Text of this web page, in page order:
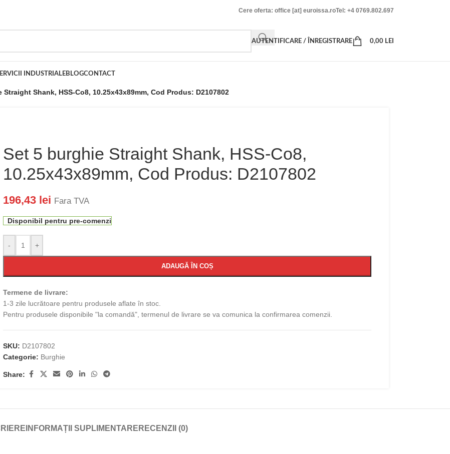
Cere oferta: office [at] euroissa.roTel: +4 0769.802.697
AUTENTIFICARE / ÎNREGISTRARE 0,00 LEI
INDUSTRIALEBLOGCONTACT
Straight Shank, HSS-Co8, 10.25x43x89mm, Cod Produs: D2107802
Set 5 burghie Straight Shank, HSS-Co8,
10.25x43x89mm, Cod Produs: D2107802
196,43 lei Fara TVA
Disponibil pentru pre-comenzi
- +
ADAUGĂ ÎN COȘ
Termene de livrare:
1-3 zile lucrătoare pentru produsele aflate în stoc.
Pentru produsele disponibile "la comandă", termenul de livrare se va comunica la confirmarea comenzii.
SKU: D2107802
Categorie: Burghie
Share:
INFORMAȚII SUPLIMENTARE RECENZII (0)